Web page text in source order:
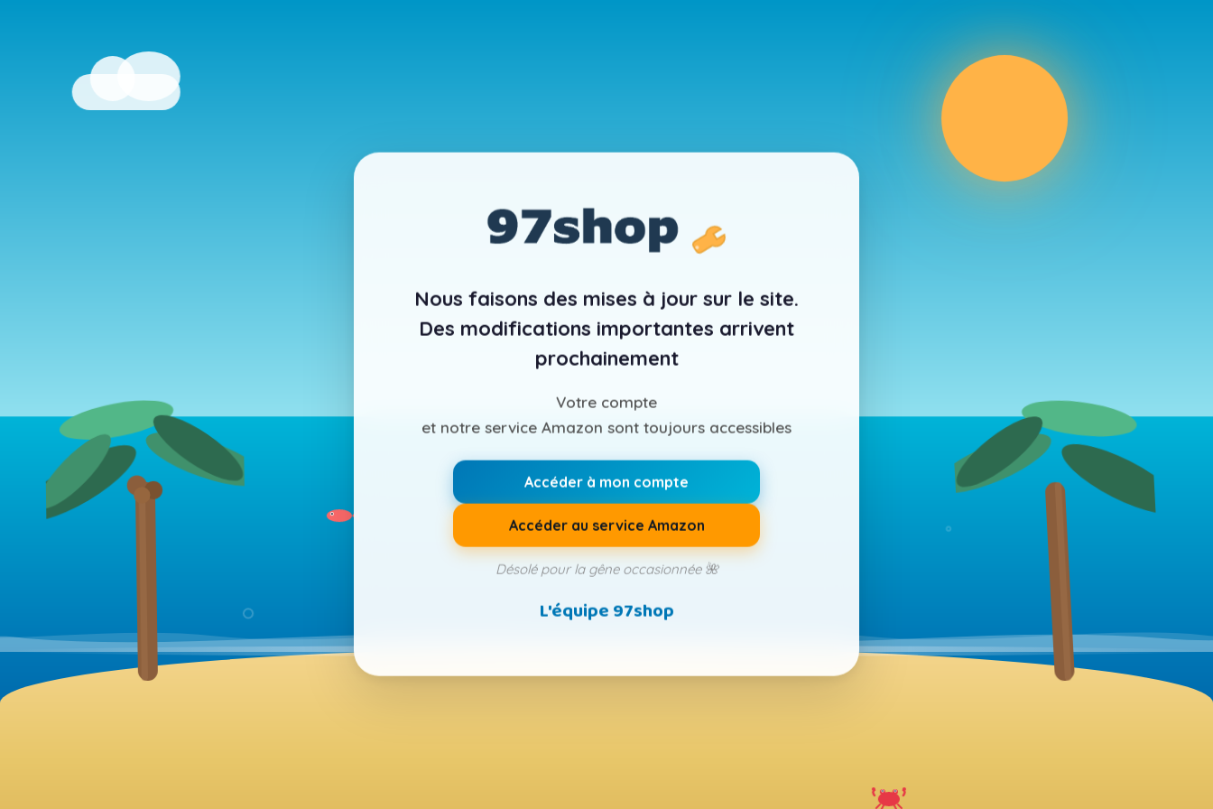
Nous faisons des mises à jour sur le site.
Des modifications importantes arrivent
prochainement
Votre compte
et notre service Amazon sont toujours accessibles
Accéder à mon compte
Accéder au service Amazon
Désolé pour la gêne occasionnée 🌺
L'équipe 97shop